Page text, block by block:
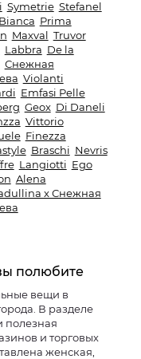
Symetrie Stefanel
Prima
Maxval Truvor
Labbra De la
Снежная
Violanti
Emfasi Pelle
Geox Di Daneli
Vittorio
Finezza
Braschi Nevris
Langiotti Ego
Alena
x Снежная
полюбите
вещи в
В разделе
полезная
и торговых
женская,